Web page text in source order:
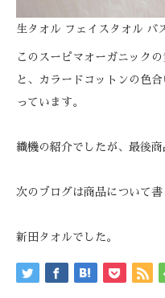
生タオル フェイスタオル バ
このスーピマオーガニック
と、カラードコットンの色
っています。
織機の紹介でしたが、最後
次のブログは商品について書
新田タオルでした。